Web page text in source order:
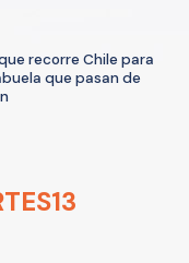
recorre Chile para
que pasan de